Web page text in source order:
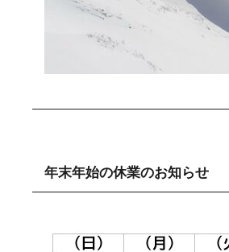
年末年始の休業のお知らせ